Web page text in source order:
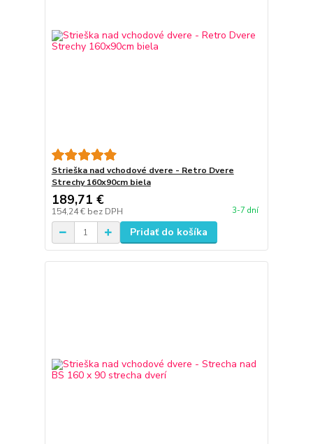
Strieška nad vchodové dvere - Retro Dvere
Strechy 160x90cm biela
189,71 €
154,24 € bez DPH 3-7 dní
Pridať do košíka